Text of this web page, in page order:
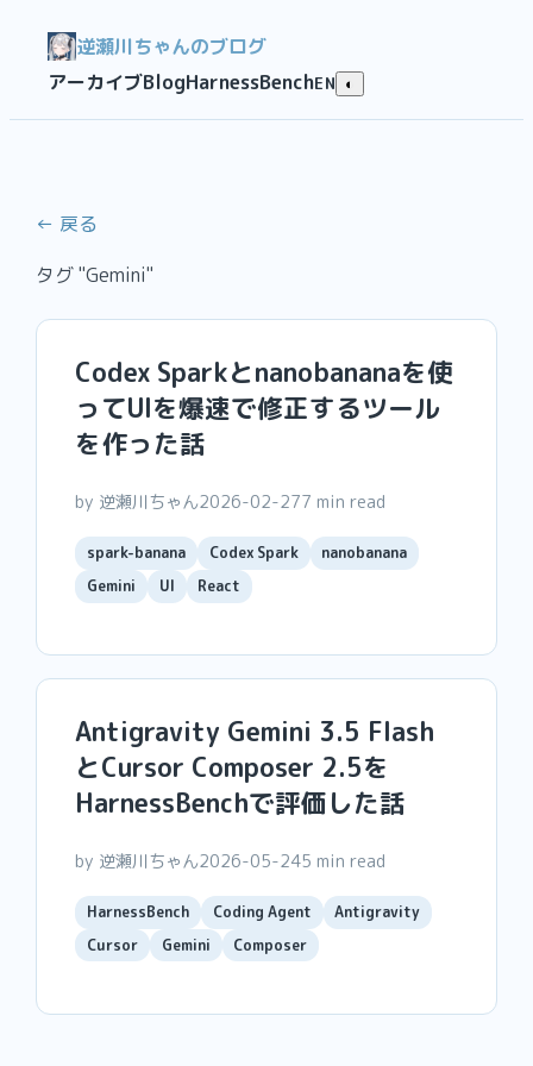
逆瀬川ちゃんのブログ
アーカイブBlogHarnessBenchEN ◐
← 戻る
タグ "Gemini"
Codex Sparkとnanobananaを使
ってUIを爆速で修正するツール
を作った話
by 逆瀬川ちゃん2026-02-277 min read
spark-banana Codex Spark
nanobanana
Gemini
UI React
Antigravity Gemini 3.5 Flash
とCursor Composer 2.5を
HarnessBenchで評価した話
by 逆瀬川ちゃん2026-05-245 min read
HarnessBench Coding Agent
Antigravity
Cursor
Gemini Composer